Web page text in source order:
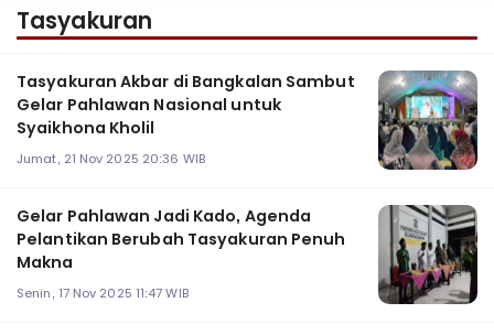
Tasyakuran
Tasyakuran Akbar di Bangkalan Sambut
Gelar Pahlawan Nasional untuk
Syaikhona Kholil
Jumat, 21 Nov 2025 20:36 WIB
Gelar Pahlawan Jadi Kado, Agenda
Pelantikan Berubah Tasyakuran Penuh
Makna
Senin, 17 Nov 2025 11:47 WIB